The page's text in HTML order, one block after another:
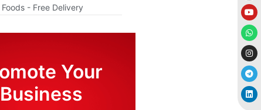
- Free Delivery
Your
Business